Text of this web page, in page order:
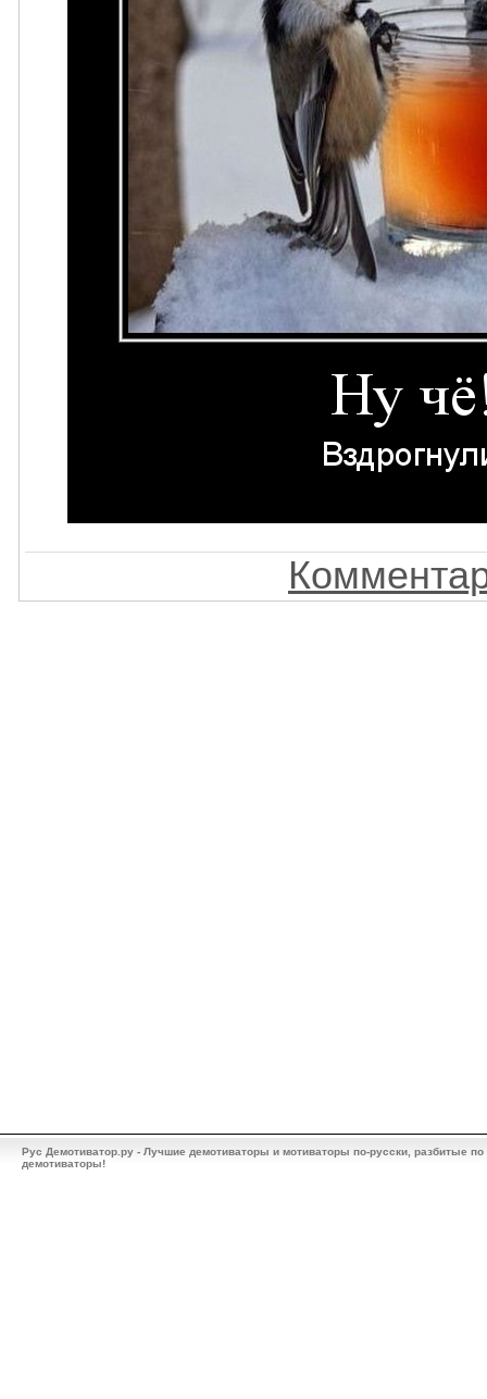
Рус Демотиватор.ру - Лучшие демотиваторы и мотиваторы по-русски, разбитые
демотиваторы!